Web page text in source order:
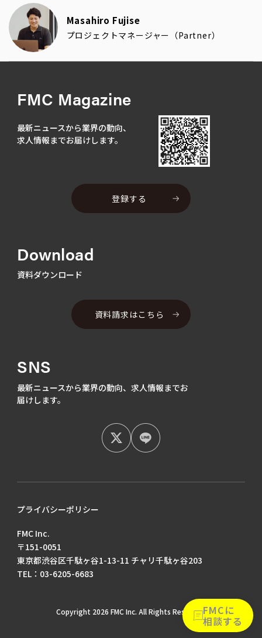
Masahiro Fujise
プロジェクトマネージャー（Partner）
FMC Magazine
最新ニュースから業界の動向、
求人情報までお届けします。
登録する
Download
資料ダウンロード
資料請求はこちら
SNS
最新ニュースから業界の動向、 求人情報までお
届けします。
プライバシーポリシー
FMC Inc.
〒151-0051
東京都渋谷区千駄ヶ谷1-13-11 チャリ千駄ヶ谷203
TEL：03-6205-6683
Copyright 2026 FMC Inc. All Rights Reserved.FMCに
相談する